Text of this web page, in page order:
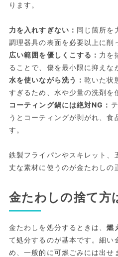
ります。
力を入れすぎない： 同じ箇所を
調理器具の表面を必要以上に削
広い範囲を優しくこする： 力を
ることで、傷を最小限に抑えな
水を使いながら洗う：乾いた状
すぎるため、水や少量の洗剤を
コーティング鍋には絶対NG：
うとコーティングが剥がれ、食
す。
鉄製フライパンやスキレット、
丈な素材に使うのが金たわしの
金たわしの捨て方
金たわしを処分するときは、燃
て処分するのが基本です。細い
め、一般的に可燃ごみには出せ